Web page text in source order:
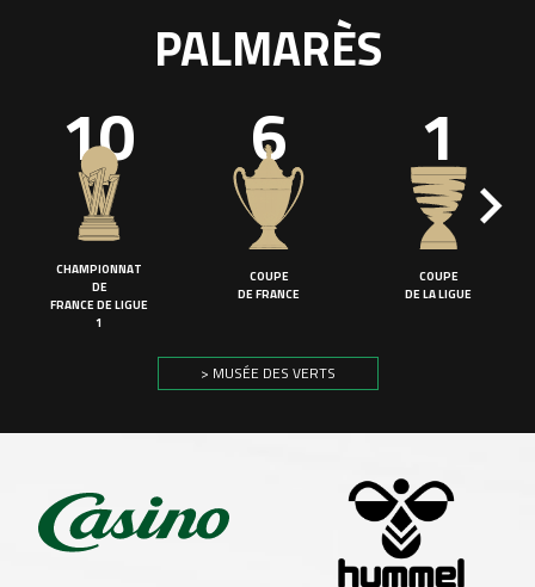
PALMARÈS
10
CHAMPIONNAT
DE
FRANCE DE LIGUE
1
6
COUPE
DE FRANCE
1
COUPE
DE LA LIGUE
> MUSÉE DES VERTS